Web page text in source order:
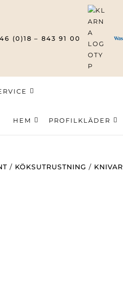
(0)18 – 843 91 00
HEM PROFILKLÄDER
Produktsökning
/ KÖKSUTRUSTNING / KNIVAR